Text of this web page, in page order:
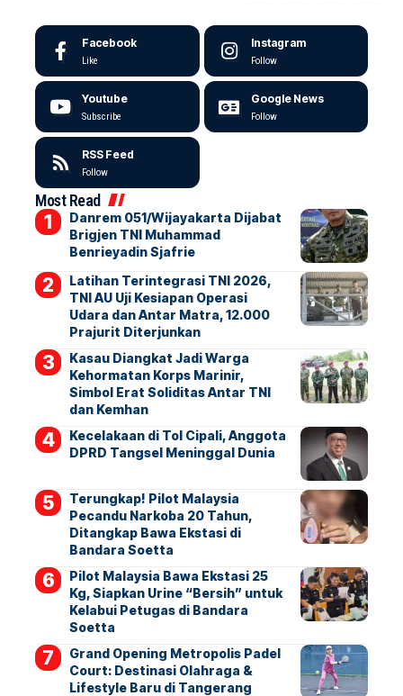
Facebook
Like
Instagram
Follow
Youtube
Subscribe
Google News
Follow
RSS Feed
Follow
Most Read
Danrem 051/Wijayakarta Dijabat
Brigjen TNI Muhammad
Benrieyadin Sjafrie
Latihan Terintegrasi TNI 2026,
TNI AU Uji Kesiapan Operasi
Udara dan Antar Matra, 12.000
Prajurit Diterjunkan
Kasau Diangkat Jadi Warga
Kehormatan Korps Marinir,
Simbol Erat Soliditas Antar TNI
dan Kemhan
Kecelakaan di Tol Cipali, Anggota
DPRD Tangsel Meninggal Dunia
Terungkap! Pilot Malaysia
Pecandu Narkoba 20 Tahun,
Ditangkap Bawa Ekstasi di
Bandara Soetta
Pilot Malaysia Bawa Ekstasi 25
Kg, Siapkan Urine “Bersih” untuk
Kelabui Petugas di Bandara
Soetta
Grand Opening Metropolis Padel
Court: Destinasi Olahraga &
Lifestyle Baru di Tangerang